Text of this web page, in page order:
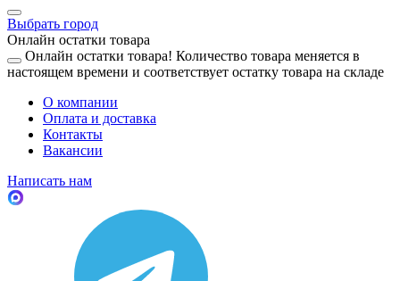
Выбрать город
Онлайн остатки товара
Онлайн остатки товара! Количество товара меняется в
настоящем времени и соответствует остатку товара на складе
О компании
Оплата и доставка
Контакты
Вакансии
Написать нам